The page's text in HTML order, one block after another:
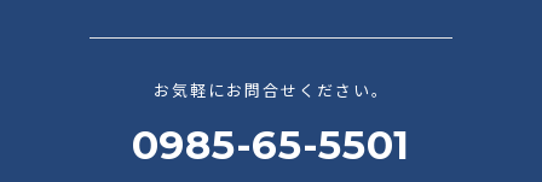
お気軽にお問合せください。
0985-65-5501